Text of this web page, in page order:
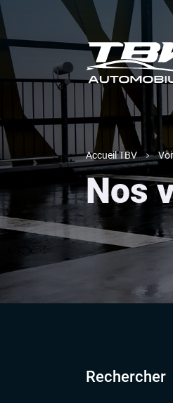
Accueil TBV
Nos
Rechercher